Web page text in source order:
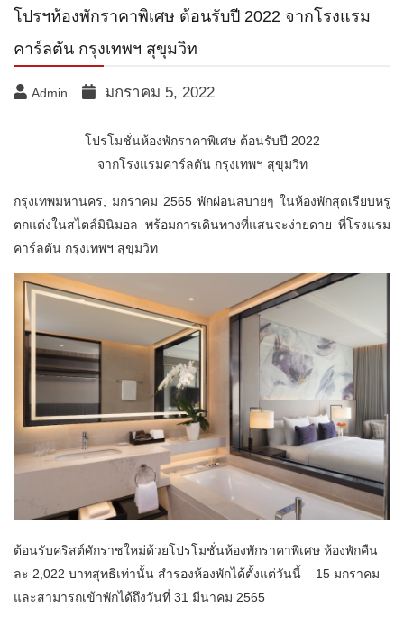
โปรฯห้องพักราคาพิเศษ ต้อนรับปี 2022 จากโรงแรม
คาร์ลตัน กรุงเทพฯ สุขุมวิท
Admin มกราคม 5, 2022
โปรโมชั่นห้องพักราคาพิเศษ ต้อนรับปี 2022
จากโรงแรมคาร์ลตัน กรุงเทพฯ สุขุมวิท
กรุงเทพมหานคร, มกราคม 2565 พักผ่อนสบายๆ ในห้องพักสุดเรียบหรู
ตกแต่งในสไตล์มินิมอล พร้อมการเดินทางที่แสนจะง่ายดาย ที่โรงแรม
คาร์ลตัน กรุงเทพฯ สุขุมวิท
ต้อนรับคริสต์ศักราชใหม่ด้วยโปรโมชั่นห้องพักราคาพิเศษ ห้องพักคืน
ละ 2,022 บาทสุทธิเท่านั้น สำรองห้องพักได้ตั้งแต่วันนี้ – 15 มกราคม
และสามารถเข้าพักได้ถึงวันที่ 31 มีนาคม 2565